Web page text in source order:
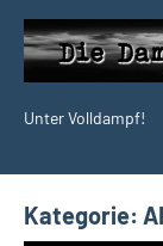
Zum
Inhalt
springen
Presse
Unter Volldampf!
Kategorie: